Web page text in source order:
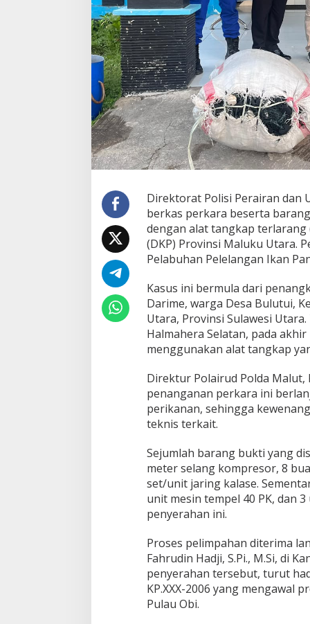
L
a
u
t
,
D
i
t
p
o
l
a
i
d
P
o
l
d
a
a
l
u
t
S
e
a
k
a
n
e
s
a
n
g
d
a
n
B
a
r
Direktorat Polisi Perairan dan
berkas perkara beserta
dengan alat tangkap terlarang
(DKP) Provinsi Maluku Utara.
Pelabuhan Pelelangan Ikan
Kasus ini bermula dari
Darime, warga Desa Bulutui,
Utara, Provinsi Sulawesi
Halmahera Selatan, pada
menggunakan alat tangkap
Direktur Polairud Polda Malut,
penanganan perkara ini
perikanan, sehingga
teknis terkait.
Sejumlah barang bukti yang
meter selang kompresor, 8
set/unit jaring kalase.
unit mesin tempel 40 PK, dan
penyerahan ini.
Proses pelimpahan diterima
Fahrudin Hadji, S.Pi., M.Si, di
penyerahan tersebut, turut
KP.XXX-2006 yang mengawal
Pulau Obi.